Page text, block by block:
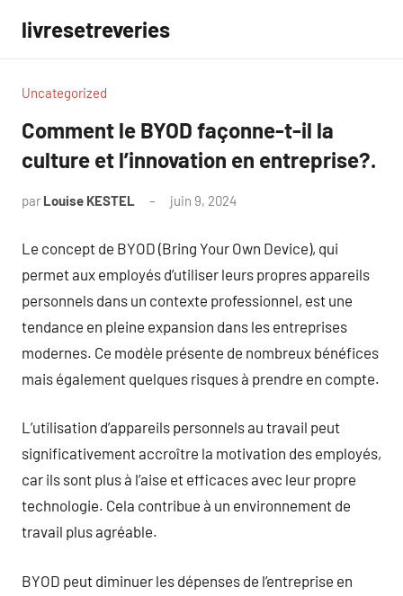
contenu
livresetreveries
Uncategorized
Comment le BYOD façonne-t-il la
culture et l’innovation en entreprise?.
par Louise KESTEL juin 9, 2024
Le concept de BYOD (Bring Your Own Device), qui
permet aux employés d’utiliser leurs propres appareils
personnels dans un contexte professionnel, est une
tendance en pleine expansion dans les entreprises
modernes. Ce modèle présente de nombreux bénéfices
mais également quelques risques à prendre en compte.
L’utilisation d’appareils personnels au travail peut
significativement accroître la motivation des employés,
car ils sont plus à l’aise et efficaces avec leur propre
technologie. Cela contribue à un environnement de
travail plus agréable.
BYOD peut diminuer les dépenses de l’entreprise en